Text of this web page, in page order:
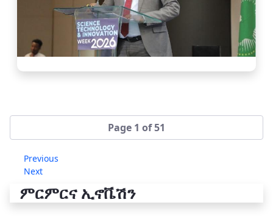
Page 1 of 51
Previous
Next
ምርምርና ኢኖቬሽን